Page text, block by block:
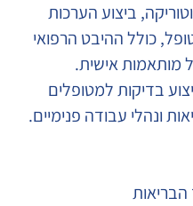
ביצוע הערכות
כולל ההיבט הרפואי
מותאמות אישית.
בדיקות למטופלים
ונהלי עבודה פנימיים.
הבריאות